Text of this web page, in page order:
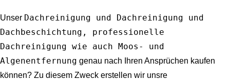
Unser Dachreinigung und Dachreinigung und
Dachbeschichtung, professionelle
Dachreinigung wie auch Moos- und
Algenentfernung genau nach Ihren Ansprüchen kaufen
können? Zu diesem Zweck erstellen wir unsre